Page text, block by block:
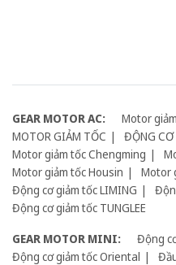
GEAR MOTOR AC:
Motor
MOTOR GIẢM TỐC
ĐỘNG
Motor giảm tốc Chengming
Motor giảm tốc Housin
Motor
Động cơ giảm tốc LIMING
Động cơ giảm tốc TUNGLEE
GEAR MOTOR MINI:
Động
Động cơ giảm tốc Oriental